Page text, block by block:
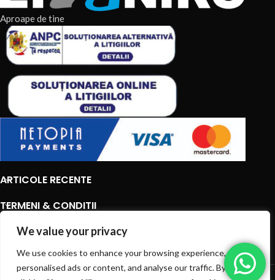
We value your privacy
We use cookies to enhance your browsing experience, serve
personalised ads or content, and analyse our traffic. By
Aproape de tine
ARTICOLE RECENTE
TERMENI & CONDITII
CATEGORII DE PRODUSE
CATEGORII DE PRODUSE
© 2026EIAN.RO | Toate drepturile rezervate.